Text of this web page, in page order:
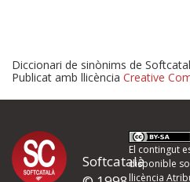
Proposeu-
d'errors
Diccionari de sinònims de
Publicat amb llicència Creative
Softcatalà
El contingut
disponible
llicència